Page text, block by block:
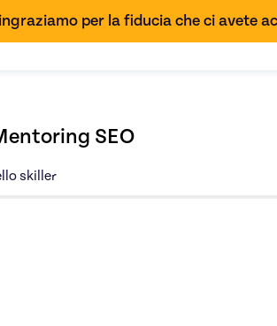
per la fiducia che ci avete
SEO
skiller